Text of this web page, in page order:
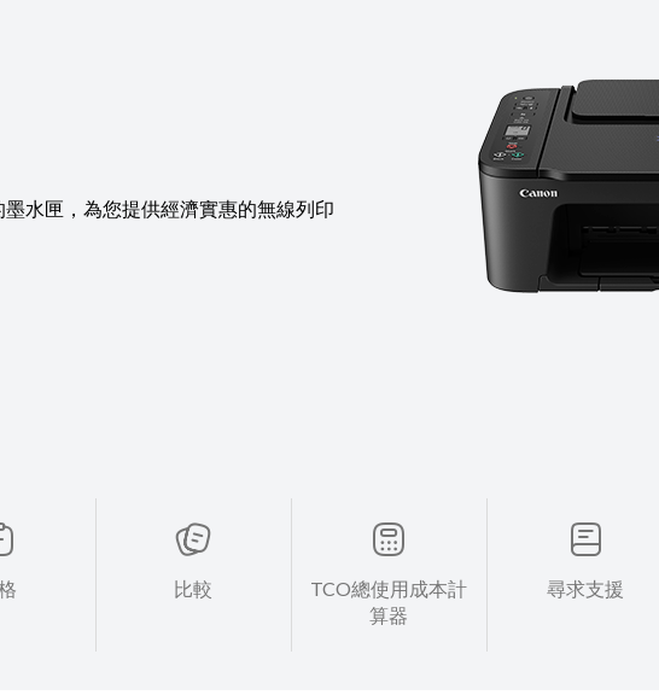
水匣，為您提供經濟實惠的無線列印
比較
TCO總使用成本計
算器
尋求支援